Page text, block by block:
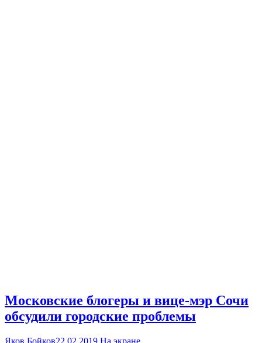
Московские блогеры и вице-мэр Сочи
обсудили городские проблемы
Яков Бойков22.02.2019 На экране